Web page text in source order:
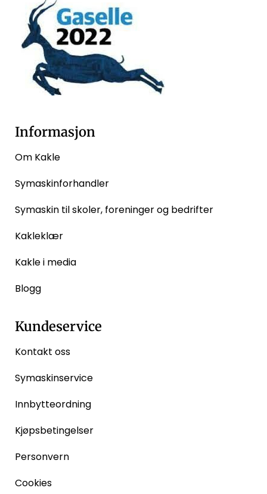
Informasjon
Om Kakle
Symaskinforhandler
Symaskin til skoler, foreninger og bedrifter
Kakleklær
Kakle i media
Blogg
Kundeservice
Kontakt oss
Symaskinservice
Innbytteordning
Kjøpsbetingelser
Personvern
Cookies